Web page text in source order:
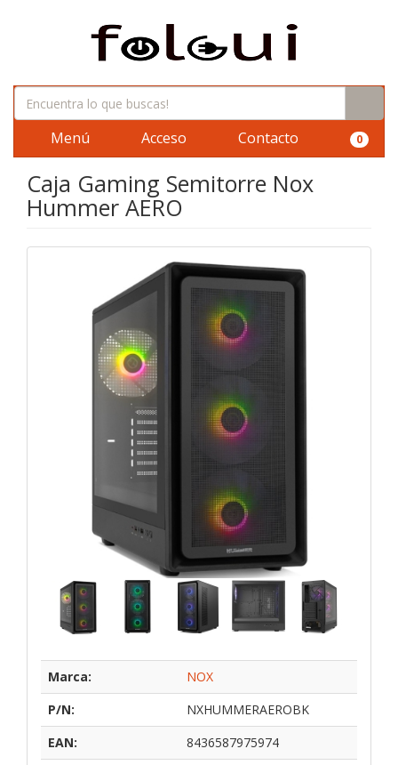
Menú Acceso Contacto 0
Caja Gaming Semitorre Nox
Hummer AERO
Marca:
NOX
P/N:
NXHUMMERAEROBK
EAN:
8436587975974